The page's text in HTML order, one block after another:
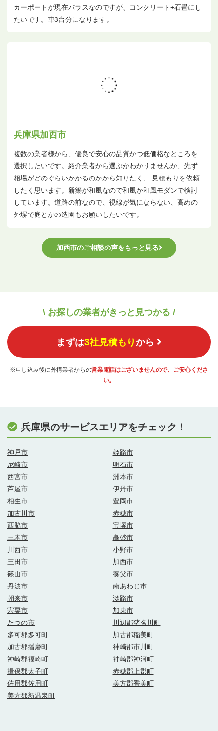
カーポートが現在バラスなのですが、コンクリート+石畳にし
たいです。車3台分になります。
兵庫県加西市
複数の業者様から、優良で安心の品質かつ低価格なところを
選択したいです。紹介業者から選ぶかわかりませんか、先ず
相場がどのぐらいかかるのかから知りたく、 見積もりを依頼
したく思います。新築が和風なので和風か和風モダンで検討
しています。道路の前なので、視線が気にならない、高めの
外塀で庭とかの造園もお願いしたいです。
加西市のご相談の声をもっと見る
\ お探しの業者がきっと見つかる /
まずは3社見積もりから
※申し込み後に外構業者からの営業電話はございませんので、ご安心くださ
い。
兵庫県のサービスエリアをチェック！
神戸市
姫路市
尼崎市
明石市
西宮市
洲本市
芦屋市
伊丹市
相生市
豊岡市
加古川市
赤穂市
西脇市
宝塚市
三木市
高砂市
川西市
小野市
三田市
加西市
篠山市
養父市
丹波市
南あわじ市
朝来市
淡路市
宍粟市
加東市
たつの市
川辺郡猪名川町
多可郡多可町
加古郡稲美町
加古郡播磨町
神崎郡市川町
神崎郡福崎町
神崎郡神河町
揖保郡太子町
赤穂郡上郡町
佐用郡佐用町
美方郡香美町
美方郡新温泉町